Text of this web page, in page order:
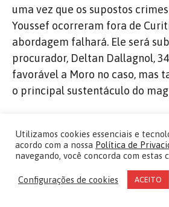
uma vez que os supostos
Youssef ocorreram fora de
abordagem falhará. Ele será
procurador, Deltan Dallagnol,
favorável a Moro no caso, mas
o principal sustentáculo do
reduzir a influência
Brasil na América Latina,
na África
Utilizamos cookies essenciais e
acordo com a nossa Política de
navegando, você concorda com estas
Configurações de cookies ACEITO